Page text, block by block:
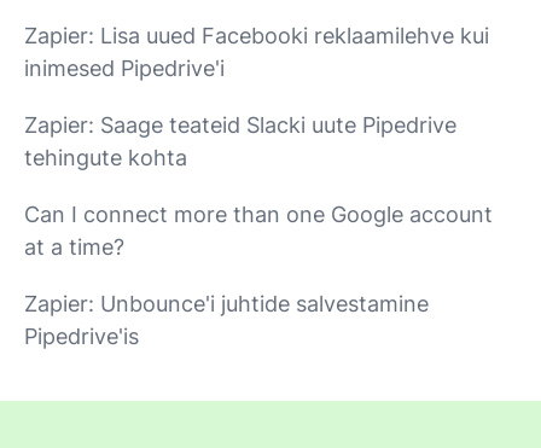
Zapier: Lisa uued Facebooki reklaamilehve kui
inimesed Pipedrive'i
Zapier: Saage teateid Slacki uute Pipedrive
tehingute kohta
Can I connect more than one Google account
at a time?
Zapier: Unbounce'i juhtide salvestamine
Pipedrive'is